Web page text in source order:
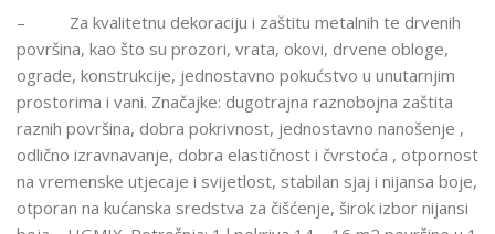
– Za kvalitetnu dekoraciju i zaštitu metalnih te drvenih
površina, kao što su prozori, vrata, okovi, drvene obloge,
ograde, konstrukcije, jednostavno pokućstvo u unutarnjim
prostorima i vani. Značajke: dugotrajna raznobojna zaštita
raznih površina, dobra pokrivnost, jednostavno nanošenje ,
odlično izravnavanje, dobra elastičnost i čvrstoća , otpornost
na vremenske utjecaje i svijetlost, stabilan sjaj i nijansa boje,
otporan na kućanska sredstva za čišćenje, širok izbor nijansi